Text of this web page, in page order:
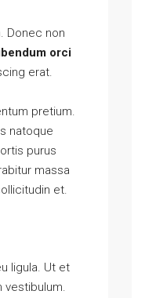
Donec non
orci
erat.
pretium.
natoque
purus
massa
et.
ligula. Ut et
vestibulum.